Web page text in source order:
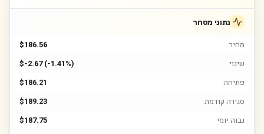
נתוני מסחר
מחיר
$186.56
שינוי
$-2.67 (-1.41%)
פתיחה
$186.21
סגירה קודמת
$189.23
גבוה יומי
$187.75